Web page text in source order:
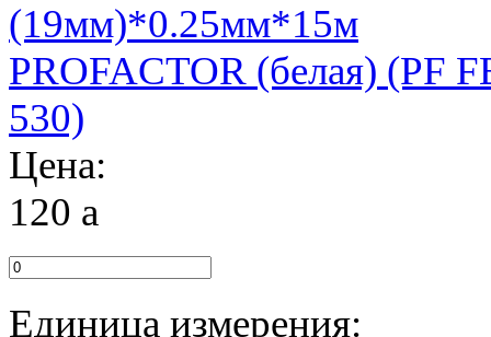
Цена:
120 a
Единица измерения: